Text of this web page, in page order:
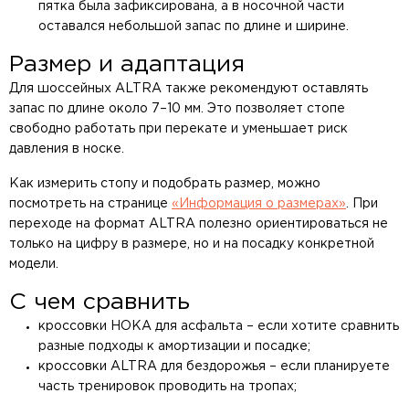
пятка была зафиксирована, а в носочной части
оставался небольшой запас по длине и ширине.
Размер и адаптация
Для шоссейных ALTRA также рекомендуют оставлять
запас по длине около 7–10 мм. Это позволяет стопе
свободно работать при перекате и уменьшает риск
давления в носке.
Как измерить стопу и подобрать размер, можно
посмотреть на странице «Информация о размерах» . При
переходе на формат ALTRA полезно ориентироваться не
только на цифру в размере, но и на посадку конкретной
модели.
С чем сравнить
кроссовки HOKA для асфальта – если хотите сравнить
разные подходы к амортизации и посадке;
кроссовки ALTRA для бездорожья – если планируете
часть тренировок проводить на тропах;